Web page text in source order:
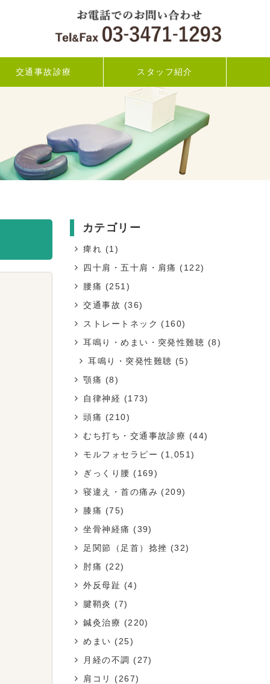
交通事故診療 スタッフ紹介
カテゴリー
痺れ (1)
四十肩・五十肩・肩痛 (122)
腰痛 (251)
交通事故 (36)
ストレートネック (160)
耳鳴り・めまい・突発性難聴 (8)
耳鳴り・突発性難聴 (5)
顎痛 (8)
自律神経 (173)
頭痛 (210)
むち打ち・交通事故診療 (44)
モルフォセラピー (1,051)
ぎっくり腰 (169)
寝違え・首の痛み (209)
膝痛 (75)
坐骨神経痛 (39)
足関節（足首）捻挫 (32)
肘痛 (22)
外反母趾 (4)
腱鞘炎 (7)
鍼灸治療 (220)
めまい (25)
月経の不調
(27)
肩コリ
(267)